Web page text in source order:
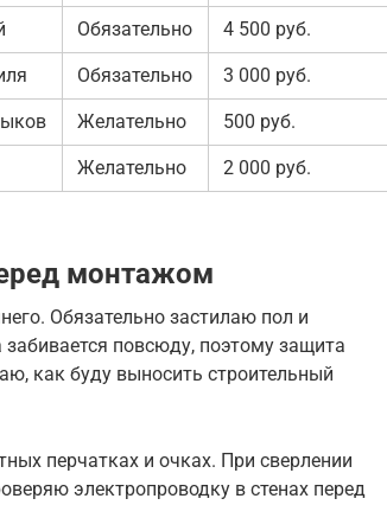
Обязательно 4 500 руб.
Обязательно 3 000 руб.
Желательно 500 руб.
Желательно 2 000 руб.
монтажом
Обязательно застилаю пол и
повсюду, поэтому защита
как буду выносить строительный
перчатках и очках. При сверлении
электропроводку в стенах перед